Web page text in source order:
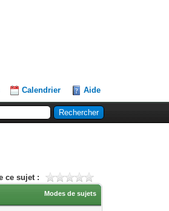
Calendrier Aide
ce sujet :
Modes de sujets